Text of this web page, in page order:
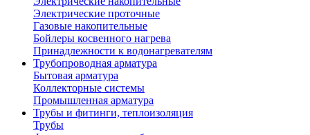
Электрические проточные
Газовые накопительные
Бойлеры косвенного нагрева
Принадлежности к водонагревателям
Трубопроводная арматура
Бытовая арматура
Коллекторные системы
Промышленная арматура
Трубы и фитинги, теплоизоляция
Трубы